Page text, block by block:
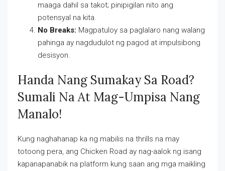
maaga dahil sa takot; pinipigilan nito ang
potensyal na kita.
No Breaks: Magpatuloy sa paglalaro nang walang
pahinga ay nagdudulot ng pagod at impulsibong
desisyon.
Handa Nang Sumakay Sa Road?
Sumali Na At Mag-Umpisa Nang
Manalo!
Kung naghahanap ka ng mabilis na thrills na may
totoong pera, ang Chicken Road ay nag-aalok ng isang
kapanapanabik na platform kung saan ang mga maikling